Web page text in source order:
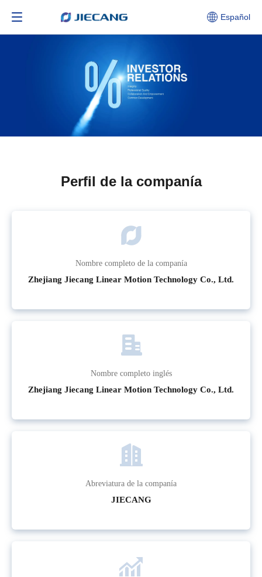
Español
Perfil de la companía
Nombre completo de la companía
Zhejiang Jiecang Linear Motion Technology Co., Ltd.
Nombre completo inglés
Zhejiang Jiecang Linear Motion Technology Co., Ltd.
Abreviatura de la companía
JIECANG